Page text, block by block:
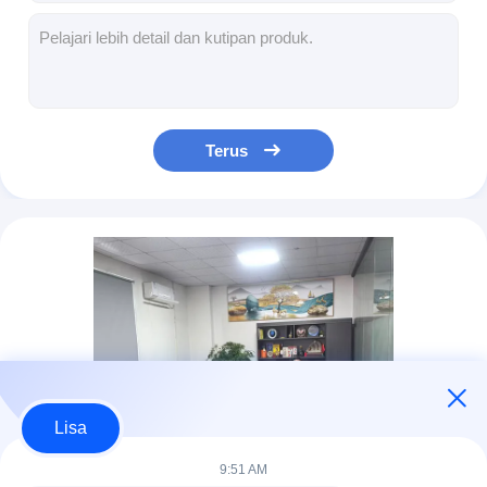
Pengiriman Cepat Kurir DHL Pengiriman Hari Berikutnya Logistik Pengiriman Internasional DHL
Dycargo DHL Kurir Pengiriman Internasional, Pengirim Barang DHL Freight ke Seluruh Dunia
Kurir Internasional DHL Express Pengiriman ke Seluruh Dunia untuk Paket Besar
Real time Online Tracking DHL Kurir / DHL Air Shipping Kurir Internasional
Pengiriman hari berikutnya Pengiriman Internasional Express Kurir Cepat Aman DHL Global Freight
Terus
Lisa
9:51 AM